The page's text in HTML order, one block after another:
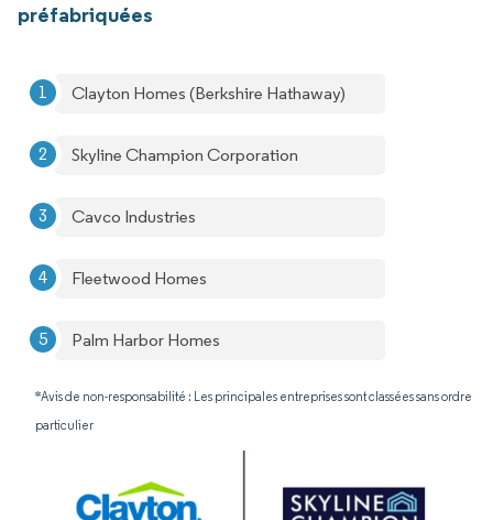
préfabriquées
Clayton Homes (Berkshire Hathaway)
Skyline Champion Corporation
Cavco Industries
Fleetwood Homes
Palm Harbor Homes
*Avis de non-responsabilité : Les principales entreprises sont classées sans ordre
particulier